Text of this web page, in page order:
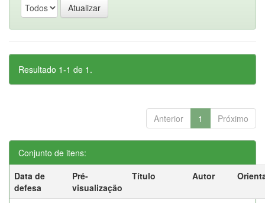
Resultado 1-1 de 1.
Anterior 1 Próximo
Conjunto de itens:
Data de
defesa
Pré-
visualização
Título Autor